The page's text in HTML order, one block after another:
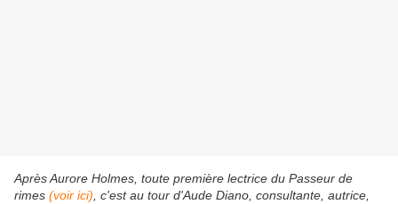
Après Aurore Holmes, toute première lectrice du Passeur de
rimes (voir ici) , c'est au tour d'Aude Diano, consultante, autrice,